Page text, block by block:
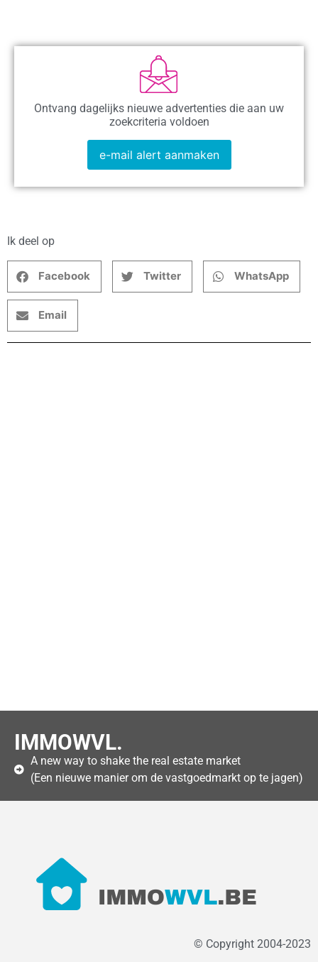
Ontvang dagelijks nieuwe advertenties die aan uw
zoekcriteria voldoen
e-mail alert aanmaken
Ik deel op
Facebook Twitter WhatsApp
Email
IMMOWVL.
A new way to shake the real estate market
(Een nieuwe manier om de vastgoedmarkt op te jagen)
© Copyright 2004-2023